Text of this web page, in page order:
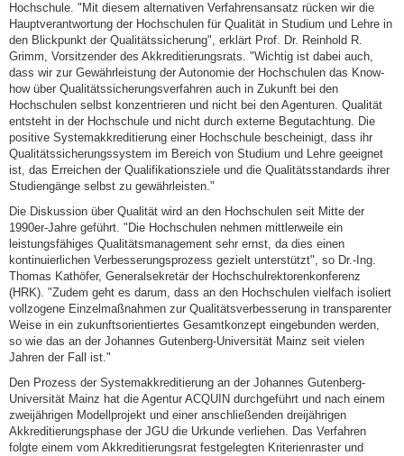
Hochschule. "Mit diesem alternativen Verfahrensansatz rücken wir die
Hauptverantwortung der Hochschulen für Qualität in Studium und Lehre in
den Blickpunkt der Qualitätssicherung", erklärt Prof. Dr. Reinhold R.
Grimm, Vorsitzender des Akkreditierungsrats. "Wichtig ist dabei auch,
dass wir zur Gewährleistung der Autonomie der Hochschulen das Know-
how über Qualitätssicherungsverfahren auch in Zukunft bei den
Hochschulen selbst konzentrieren und nicht bei den Agenturen. Qualität
entsteht in der Hochschule und nicht durch externe Begutachtung. Die
positive Systemakkreditierung einer Hochschule bescheinigt, dass ihr
Qualitätssicherungssystem im Bereich von Studium und Lehre geeignet
ist, das Erreichen der Qualifikationsziele und die Qualitätsstandards ihrer
Studiengänge selbst zu gewährleisten."
Die Diskussion über Qualität wird an den Hochschulen seit Mitte der
1990er-Jahre geführt. "Die Hochschulen nehmen mittlerweile ein
leistungsfähiges Qualitätsmanagement sehr ernst, da dies einen
kontinuierlichen Verbesserungsprozess gezielt unterstützt", so Dr.-Ing.
Thomas Kathöfer, Generalsekretär der Hochschulrektorenkonferenz
(HRK). "Zudem geht es darum, dass an den Hochschulen vielfach isoliert
vollzogene Einzelmaßnahmen zur Qualitätsverbesserung in transparenter
Weise in ein zukunftsorientiertes Gesamtkonzept eingebunden werden,
so wie das an der Johannes Gutenberg-Universität Mainz seit vielen
Jahren der Fall ist."
Den Prozess der Systemakkreditierung an der Johannes Gutenberg-
Universität Mainz hat die Agentur ACQUIN durchgeführt und nach einem
zweijährigen Modellprojekt und einer anschließenden dreijährigen
Akkreditierungsphase der JGU die Urkunde verliehen. Das Verfahren
folgte einem vom Akkreditierungsrat festgelegten Kriterienraster und